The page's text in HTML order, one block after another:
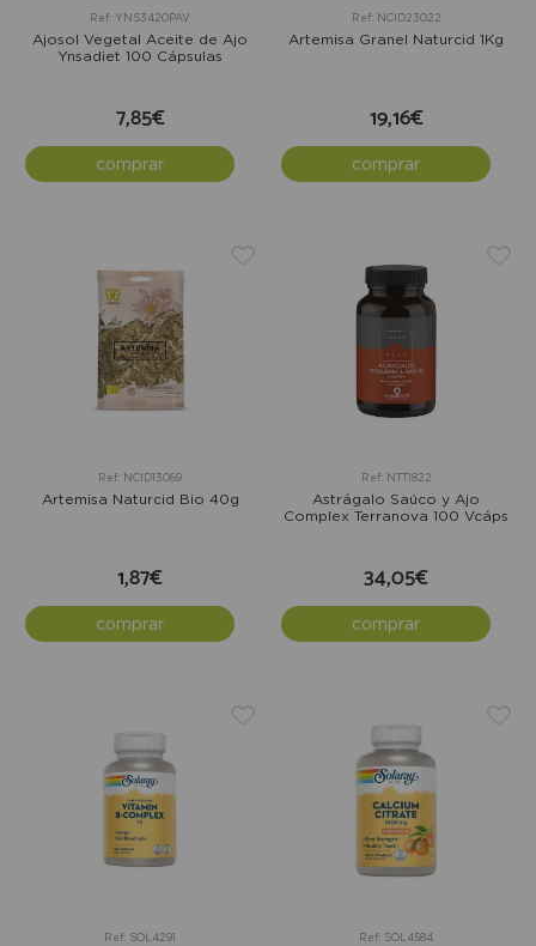
Ref: YNS3420PAV
Ajosol Vegetal Aceite de Ajo
Ynsadiet 100 Cápsulas
7,85€
comprar
Ref: NCID23022
Artemisa Granel Naturcid 1Kg
19,16€
comprar
Ref: NCID13069
Artemisa Naturcid Bio 40g
1,87€
comprar
Ref: NTT1822
Astrágalo Saúco y Ajo
Complex Terranova 100 Vcáps
34,05€
comprar
Ref: SOL4291 Ref: SOL4584